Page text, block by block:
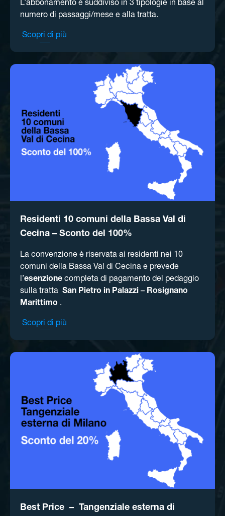
L’abbonamento è suddiviso in 3 tipologie in base al
numero di passaggi/mese e alla tratta. ​
Scopri di più
Residenti 10 comuni della Bassa Val di
Cecina – Sconto del 100%
La convenzione è riservata ai residenti nei 10
comuni della Bassa Val di Cecina e prevede
l’esenzione completa di pagamento del pedaggio
sulla tratta San Pietro in Palazzi – Rosignano
Marittimo .
Scopri di più
Best Price – Tangenziale esterna di